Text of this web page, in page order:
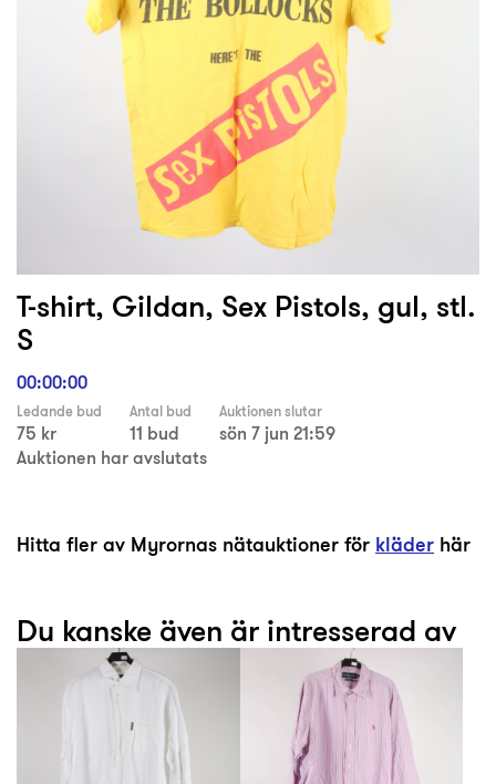
T-shirt, Gildan, Sex Pistols, gul, stl.
S
00:00:00
Ledande bud
75 kr
Antal bud
11 bud
Auktionen slutar
sön 7 jun 21:59
Auktionen har avslutats
Hitta fler av Myrornas nätauktioner för kläder här
Du kanske även är intresserad av